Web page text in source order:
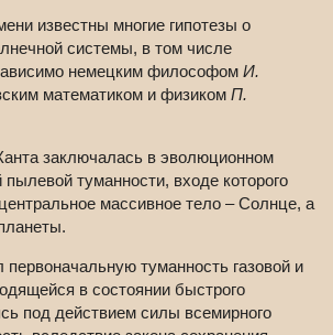
известны многие гипотезы о
системы, в том числе
немецким философом И.
математиком и физиком П.
заключалась в эволюционном
пылевой туманности, входе которого
массивное тело – Солнце, а
туманность газовой и
в состоянии быстрого
под действием силы всемирного